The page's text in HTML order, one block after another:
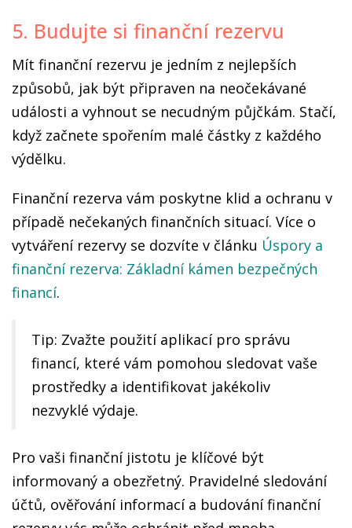
5. Budujte si finanční rezervu
Mít finanční rezervu je jedním z nejlepších
způsobů, jak být připraven na neočekávané
události a vyhnout se necudným půjčkám. Stačí,
když začnete spořením malé částky z každého
výdělku.
Finanční rezerva vám poskytne klid a ochranu v
případě nečekaných finančních situací. Více o
vytváření rezervy se dozvíte v článku Úspory a
finanční rezerva: Základní kámen bezpečných
financí.
Tip: Zvažte použití aplikací pro správu
financí, které vám pomohou sledovat vaše
prostředky a identifikovat jakékoliv
nezvyklé výdaje.
Pro vaši finanční jistotu je klíčové být
informovaný a obezřetný. Pravidelné sledování
účtů, ověřování informací a budování finanční